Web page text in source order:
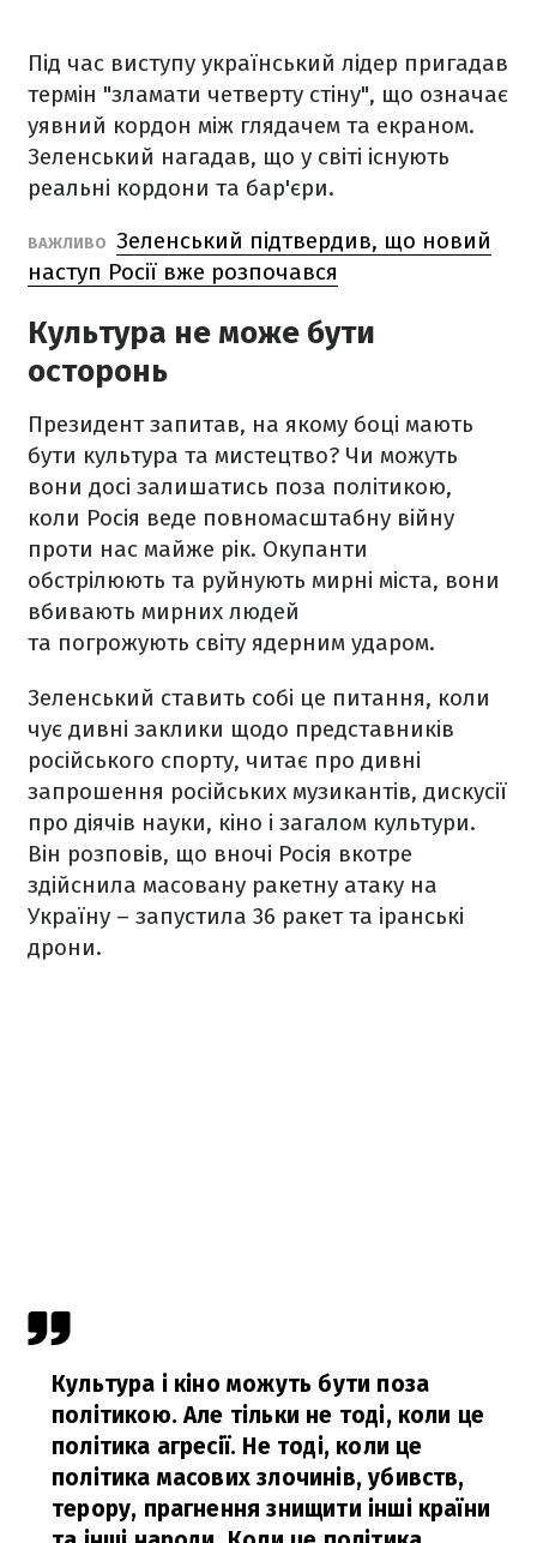
Під час виступу український лідер пригадав
термін "зламати четверту стіну", що означає
уявний кордон між глядачем та екраном.
Зеленський нагадав, що у світі існують
реальні кордони та бар'єри.
ВАЖЛИВО Зеленський підтвердив, що новий
наступ Росії вже розпочався
Культура не може бути
осторонь
Президент запитав, на якому боці мають
бути культура та мистецтво? Чи можуть
вони досі залишатись поза політикою,
коли Росія веде повномасштабну війну
проти нас майже рік. Окупанти
обстрілюють та руйнують мирні міста, вони
вбивають мирних людей
та погрожують світу ядерним ударом.
Зеленський ставить собі це питання, коли
чує дивні заклики щодо представників
російського спорту, читає про дивні
запрошення російських музикантів, дискусії
про діячів науки, кіно і загалом культури.
Він розповів, що вночі Росія вкотре
здійснила масовану ракетну атаку на
Україну – запустила 36 ракет та іранські
дрони.
Культура і кіно можуть бути поза
політикою. Але тільки не тоді, коли це
політика агресії. Не тоді, коли це
політика масових злочинів, убивств,
терору, прагнення знищити інші країни